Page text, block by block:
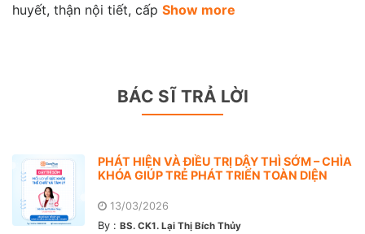
huyết, thận nội tiết, cấp Show more
BÁC SĨ TRẢ LỜI
PHÁT HIỆN VÀ ĐIỀU TRỊ DẬY THÌ SỚM – CHÌA
KHÓA GIÚP TRẺ PHÁT TRIỂN TOÀN DIỆN
13/03/2026
By : BS. CK1. Lại Thị Bích Thủy